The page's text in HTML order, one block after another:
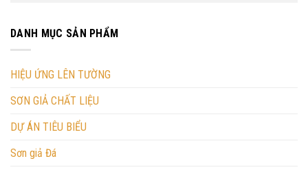
DANH MỤC SẢN PHẨM
HIỆU ỨNG LÊN TƯỜNG
SƠN GIẢ CHẤT LIỆU
DỰ ÁN TIÊU BIỂU
Sơn giả Đá